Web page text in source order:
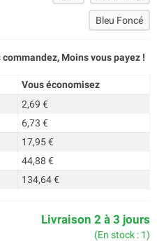
Bleu Foncé
Moins vous payez !
Vous économisez
2,69 €
6,73 €
17,95 €
44,88 €
134,64 €
Livraison 2 à 3 jours
(En stock : 1)